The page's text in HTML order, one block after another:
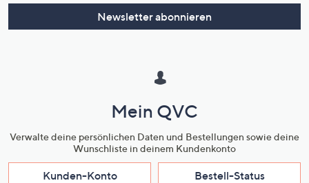
wischen
rechts,
Newsletter abonnieren
Mein QVC
Verwalte deine persönlichen Daten und Bestellungen sowie deine
Wunschliste in deinem Kundenkonto
Kunden-Konto Bestell-Status